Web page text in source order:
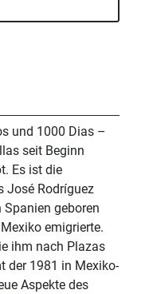
und 1000 Dias –
seit Beginn
Es ist die
José Rodríguez
geboren
emigrierte.
ihm nach Plazas
der 1981 in Mexiko-
Aspekte des